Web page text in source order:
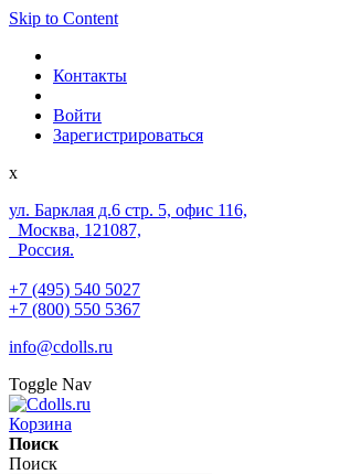
Skip to Content
Контакты
Войти
Зарегистрироваться
x
ул. Барклая д.6 стр. 5, офис 116,
Москва, 121087,
Россия.
+7 (495) 540 5027
+7 (800) 550 5367
info@cdolls.ru
Toggle Nav
Корзина
Поиск
Поиск